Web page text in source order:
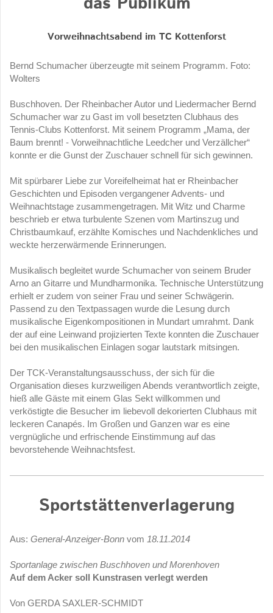
Vorweihnachtsabend im TC Kottenforst
Bernd Schumacher überzeugte mit seinem Programm. Foto:
Wolters
Buschhoven. Der Rheinbacher Autor und Liedermacher Bernd
Schumacher war zu Gast im voll besetzten Clubhaus des
Tennis-Clubs Kottenforst. Mit seinem Programm „Mama, der
Baum brennt! - Vorweihnachtliche Leedcher und Verzällcher“
konnte er die Gunst der Zuschauer schnell für sich gewinnen.
Mit spürbarer Liebe zur Voreifelheimat hat er Rheinbacher
Geschichten und Episoden vergangener Advents- und
Weihnachtstage zusammengetragen. Mit Witz und Charme
beschrieb er etwa turbulente Szenen vom Martinszug und
Christbaumkauf, erzählte Komisches und Nachdenkliches und
weckte herzerwärmende Erinnerungen.
Musikalisch begleitet wurde Schumacher von seinem Bruder
Arno an Gitarre und Mundharmonika. Technische Unterstützung
erhielt er zudem von seiner Frau und seiner Schwägerin.
Passend zu den Textpassagen wurde die Lesung durch
musikalische Eigenkompositionen in Mundart umrahmt. Dank
der auf eine Leinwand projizierten Texte konnten die Zuschauer
bei den musikalischen Einlagen sogar lautstark mitsingen.
Der TCK-Veranstaltungsausschuss, der sich für die
Organisation dieses kurzweiligen Abends verantwortlich zeigte,
hieß alle Gäste mit einem Glas Sekt willkommen und
verköstigte die Besucher im liebevoll dekorierten Clubhaus mit
leckeren Canapés. Im Großen und Ganzen war es eine
vergnügliche und erfrischende Einstimmung auf das
bevorstehende Weihnachtsfest.
Sportstättenverlagerung
Aus: General-Anzeiger-Bonn vom 18.11.2014
Sportanlage zwischen Buschhoven und Morenhoven
Auf dem Acker soll Kunstrasen verlegt werden
Von GERDA SAXLER-SCHMIDT